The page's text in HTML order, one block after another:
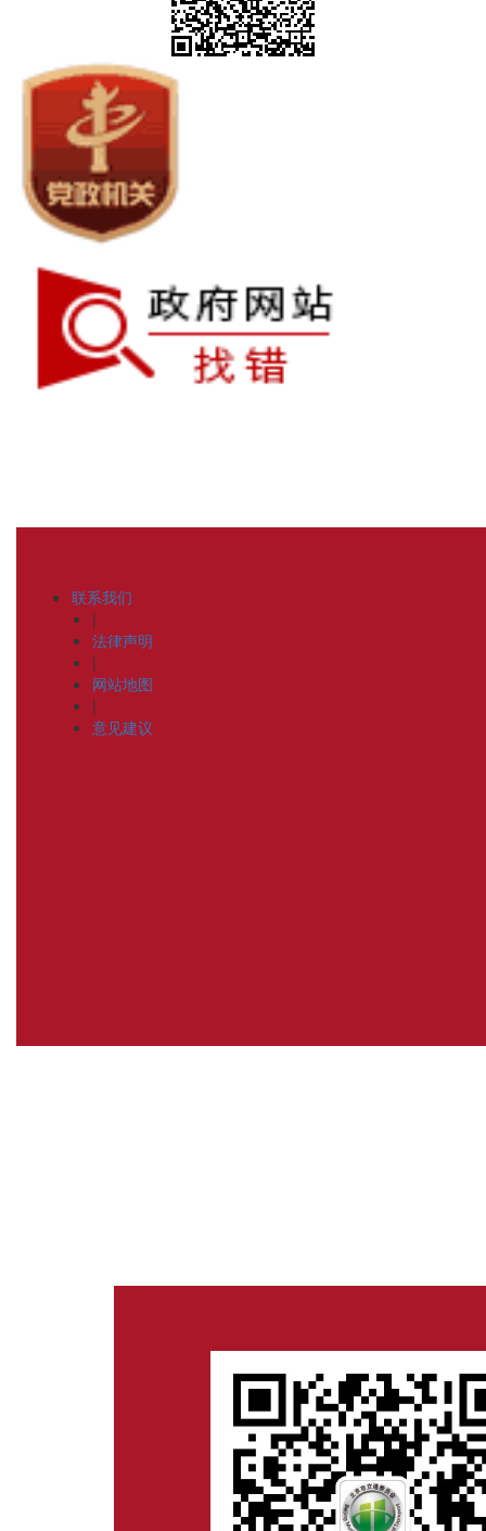
联系我们
|
法律声明
|
网站地图
|
意见建议